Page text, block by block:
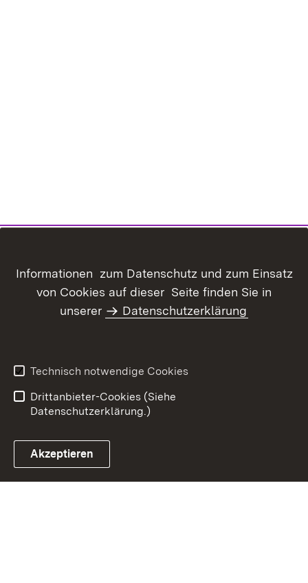
Informationen zum Datenschutz und zum Einsatz
von Cookies auf dieser Seite finden Sie in
unserer
Datenschutzerklärung
Technisch notwendige Cookies
Drittanbieter-Cookies (Siehe
Datenschutzerklärung.)
Akzeptieren